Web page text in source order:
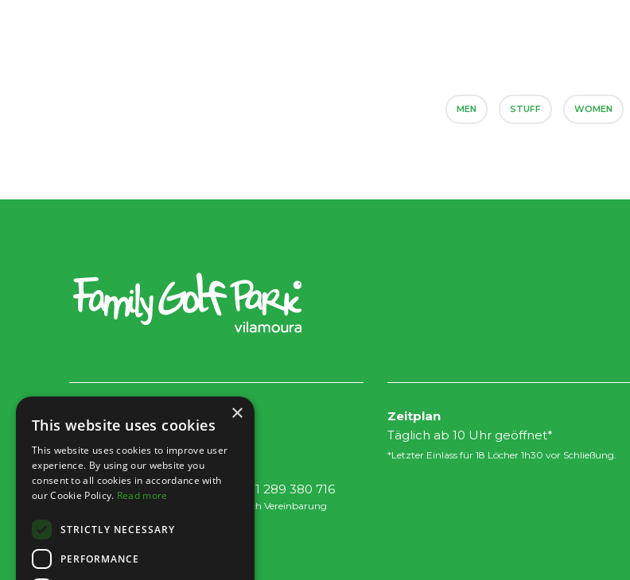
MEN STUFF WOMEN
Rua dos Marmeleiros,
8125-497 Vilamoura – Algarve
Portugal
Tel: +351 289 300 800 · Fax: +351 289 380 716
(Anruf ins nationale Festnetz, Tarif je nach Vereinbarung
Email:info@familygolfpark.pt
Zeitplan
Täglich ab 10 Uhr geöffnet*
*Letzter Einlass für 18 Löcher 1h30 vor Schließung.
×
This website uses cookies
This website uses cookies to improve user
experience. By using our website you
consent to all cookies in accordance with
our Cookie Policy. Read more
STRICTLY NECESSARY
PERFORMANCE